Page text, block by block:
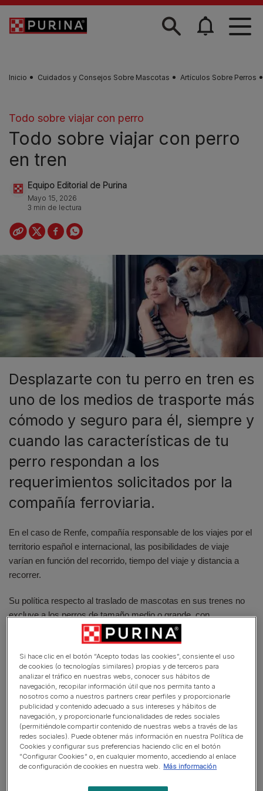
Skip to main content
Inicio Cuidados y Consejos Sobre Mascotas Artículos Sobre Perros
Todo sobre viajar con perro
Todo sobre viajar con perro
en tren
Equipo Editorial de Purina
Mayo 15, 2026
3 min de lectura
Desplazarte con tu perro en tren es
uno de los medios de trasporte más
cómodo y seguro para él, siempre y
cuando las características de tu
perro respondan a los
requerimientos solicitados por la
compañía ferroviaria.
En el caso de Renfe, compañía responsable de los viajes por el
territorio español e internacional, las posibilidades de viaje
varían en función del recorrido, tiempo del viaje y distancia a
recorrer.
Su política respecto al traslado de mascotas en sus trenes no
excluye a los perros de tamaño medio o grande, con
independencia de cuál sea su raza (excepto los PPP) o
Si decides viajar con un perro de menos de 10 kg, puedes
hacerlo en todos los trenes de Renfe. El perro viaja en este
caso en transportín. Si por el contrario quieres viajar con un
perro hasta 40 kg, puedes hacerlo en AVE en algunos
recorridos (Madrid-Zaragoza-Barcelona-Madrid, Madrid-
Málaga-Madrid; Madrid-Alicante-Madrid; Madrid-Valencia-
Madrid y Madrid-Granada-Madrid).
Si hace clic en el botón “Acepto todas las cookies”, consiente el uso
de cookies (o tecnologías similares) propias y de terceros para
analizar el tráfico en nuestras webs, conocer sus hábitos de
navegación, recopilar información útil que nos permita tanto a
nosotros como a nuestros partners crear perfiles y proporcionarle
publicidad y contenido adecuado a sus intereses y hábitos de
navegación, y proporcionarle funcionalidades de redes sociales
(permitiéndole compartir contenido de nuestras webs a través de las
redes sociales). Puede obtener más información en nuestra Política de
Cookies y configurar sus preferencias haciendo clic en el botón
“Configurar Cookies” o, en cualquier momento, accediendo al enlace
de configuración de cookies en nuestra web. Más información